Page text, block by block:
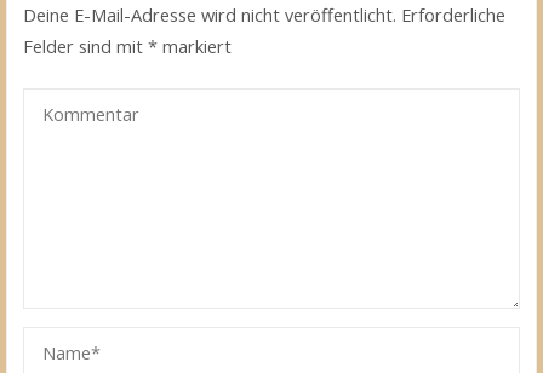
Deine E-Mail-Adresse wird nicht veröffentlicht. Erforderliche
Felder sind mit* markiert